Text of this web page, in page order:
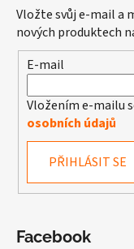
Vložte svůj e-mail a
nových produktech
E-mail
Vložením e-mailu
osobních údajů
PŘIHLÁSIT SE
Facebook